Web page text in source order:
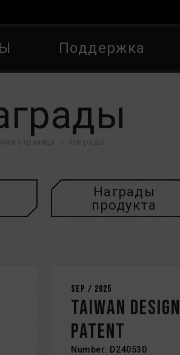
Поддержка
страница Награды
Награды
продукта
Sep / 2025
Taiwan Design
Patent
Number: D240530